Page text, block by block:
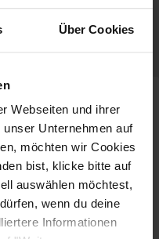
Über Cookies
Webseiten und ihrer
Unternehmen auf
möchten wir Cookies
bist, klicke bitte auf
auswählen möchtest,
wenn du deine
Informationen
bringt dich
musst.
Job!